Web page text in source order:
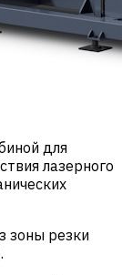
для
лазерного
зоны резки